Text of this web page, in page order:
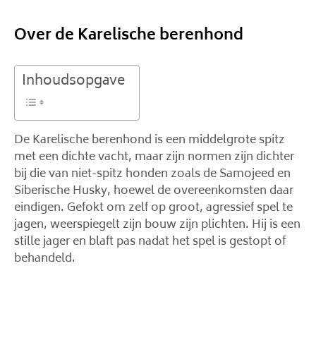
Over de Karelische berenhond
Inhoudsopgave
De Karelische berenhond is een middelgrote spitz
met een dichte vacht, maar zijn normen zijn dichter
bij die van niet-spitz honden zoals de Samojeed en
Siberische Husky, hoewel de overeenkomsten daar
eindigen. Gefokt om zelf op groot, agressief spel te
jagen, weerspiegelt zijn bouw zijn plichten. Hij is een
stille jager en blaft pas nadat het spel is gestopt of
behandeld.